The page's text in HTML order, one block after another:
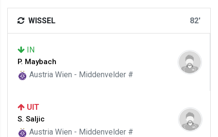
WISSEL 82'
IN
P. Maybach
Austria Wien - Middenvelder #
UIT
S. Saljic
Austria Wien - Middenvelder #